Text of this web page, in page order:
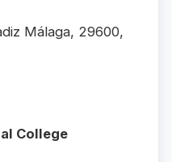
Málaga, 29600,
College